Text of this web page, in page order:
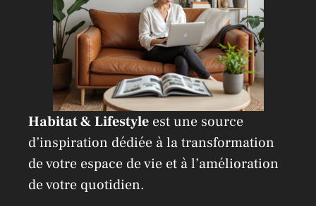
Habitat & Lifestyle est une source
d’inspiration dédiée à la transformation
de votre espace de vie et à l’amélioration
de votre quotidien.